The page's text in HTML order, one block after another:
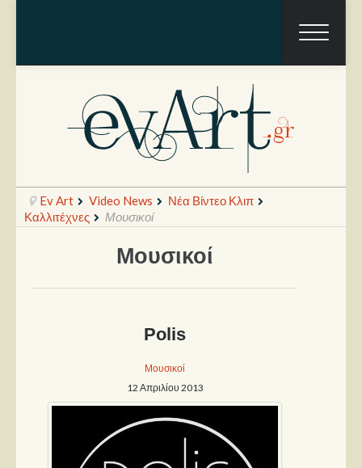
Παρουσιάσεις
Δίσκοι
Σειρές
Ev Art Video News
Νέα Βίντεο Κλιπ
Καλλιτέχνες
Μουσικοί
Μουσικοί
Polis
Μουσικοί
12 Απριλίου 2013